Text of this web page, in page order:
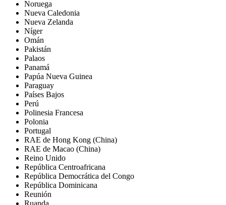
Noruega
Nueva Caledonia
Nueva Zelanda
Níger
Omán
Pakistán
Palaos
Panamá
Papúa Nueva Guinea
Paraguay
Países Bajos
Perú
Polinesia Francesa
Polonia
Portugal
RAE de Hong Kong (China)
RAE de Macao (China)
Reino Unido
República Centroafricana
República Democrática del Congo
República Dominicana
Reunión
Ruanda